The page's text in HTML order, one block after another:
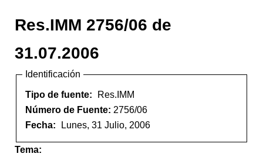
Res.IMM 2756/06 de
31.07.2006
Identificación
Tipo de fuente:
Res.IMM
Número de Fuente: 2756/06
Fecha:
Lunes, 31 Julio, 2006
Tema: